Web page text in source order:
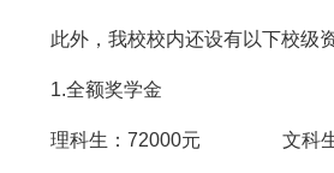
此外，我校校内还设有以下校级
1.全额奖学金
理科生：72000元 文科生